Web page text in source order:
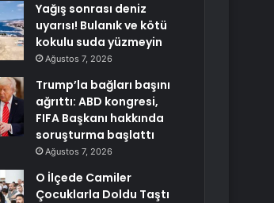
Yağış sonrası deniz
uyarısı! Bulanık ve kötü
kokulu suda yüzmeyin
Ağustos 7, 2026
Trump’la bağları başını
ağrıttı: ABD kongresi,
FIFA Başkanı hakkında
soruşturma başlattı
Ağustos 7, 2026
O İlçede Camiler
Çocuklarla Doldu Taştı